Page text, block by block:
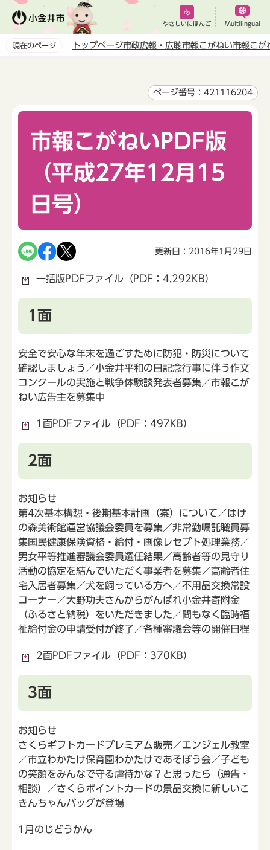
ペ
やさしいにほんご Multilingual
現在のページ トップページ市政広報・広聴市報こがねい市報こが
ページ番号：421116204
市報こがねいPDF版
（平成27年12月15
日号）
更新日：2016年1月29日
一括版PDFファイル（PDF：4,292KB）
1面
安全で安心な年末を過ごすために防犯・防災について
確認しましょう／小金井平和の日記念行事に伴う作文
コンクールの実施と戦争体験談発表者募集／市報こが
ねい広告主を募集中
1面PDFファイル（PDF：497KB）
2面
お知らせ
第4次基本構想・後期基本計画（案）について／はけ
の森美術館運営協議会委員を募集／非常勤嘱託職員募
集国民健康保険資格・給付・画像レセプト処理業務／
男女平等推進審議会委員選任結果／高齢者等の見守り
活動の協定を結んでいただく事業者を募集／高齢者住
宅入居者募集／犬を飼っている方へ／不用品交換常設
コーナー／大野功夫さんからがんばれ小金井寄附金
（ふるさと納税）をいただきました／間もなく臨時福
祉給付金の申請受付が終了／各種審議会等の開催日程
2面PDFファイル（PDF：370KB）
3面
お知らせ
さくらギフトカードプレミアム販売／エンジェル教室
／市立わかたけ保育園わかたけであそぼう会／子ども
の笑顔をみんなで守る虐待かな？と思ったら（通告・
相談）／さくらポイントカードの景品交換に新しいこ
きんちゃんバッグが登場
1月のじどうかん